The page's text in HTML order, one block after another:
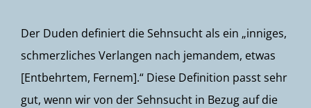
Der Duden definiert die Sehnsucht als ein „inniges,
schmerzliches Verlangen nach jemandem, etwas
[Entbehrtem, Fernem].“ Diese Definition passt sehr
gut, wenn wir von der Sehnsucht in Bezug auf die